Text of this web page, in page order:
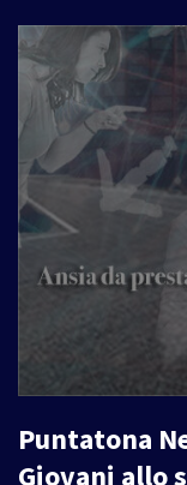
Puntatona
Giovani allo